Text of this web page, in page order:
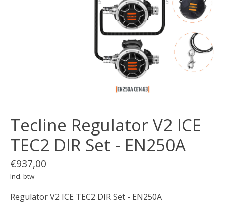
Tecline Regulator V2 ICE
TEC2 DIR Set - EN250A
€937,00
Incl. btw
Regulator V2 ICE TEC2 DIR Set - EN250A